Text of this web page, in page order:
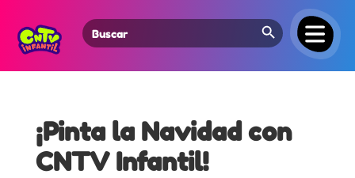
Search
for:
Search Button
¡Pinta la Navidad con
CNTV Infantil!